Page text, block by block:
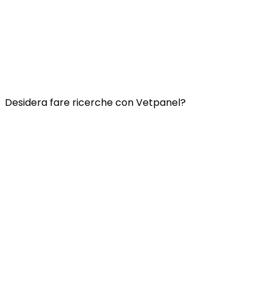
Desidera fare ricerche con Vetpanel?